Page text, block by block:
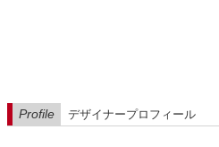
Profile デザイナープロフィール